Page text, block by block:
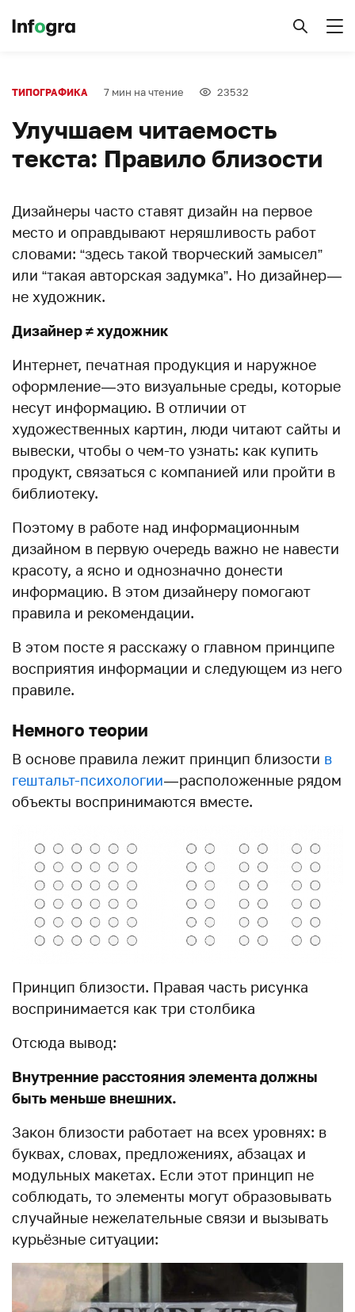
ТИПОГРАФИКА 7 мин на чтение 23532
Улучшаем читаемость
текста: Правило близости
Дизайнеры часто ставят дизайн на первое
место и оправдывают неряшливость работ
словами: “здесь такой творческий замысел”
или “такая авторская задумка”. Но дизайнер —
не художник.
Дизайнер ≠ художник
Интернет, печатная продукция и наружное
оформление — это визуальные среды, которые
несут информацию. В отличии от
художественных картин, люди читают сайты и
вывески, чтобы о чем-то узнать: как купить
продукт, связаться с компанией или пройти в
библиотеку.
Поэтому в работе над информационным
дизайном в первую очередь важно не навести
красоту, а ясно и однозначно донести
информацию. В этом дизайнеру помогают
правила и рекомендации.
В этом посте я расскажу о главном принципе
восприятия информации и следующем из него
правиле.
Немного теории
В основе правила лежит принцип близости в
гештальт-психологии— расположенные рядом
объекты воспринимаются вместе.
Принцип близости. Правая часть рисунка
воспринимается как три столбика
Отсюда вывод:
Внутренние расстояния элемента должны
быть меньше внешних.
Закон близости работает на всех уровнях: в
буквах, словах, предложениях, абзацах и
модульных макетах. Если этот принцип не
соблюдать, то элементы могут образовывать
случайные нежелательные связи и вызывать
курьёзные ситуации: